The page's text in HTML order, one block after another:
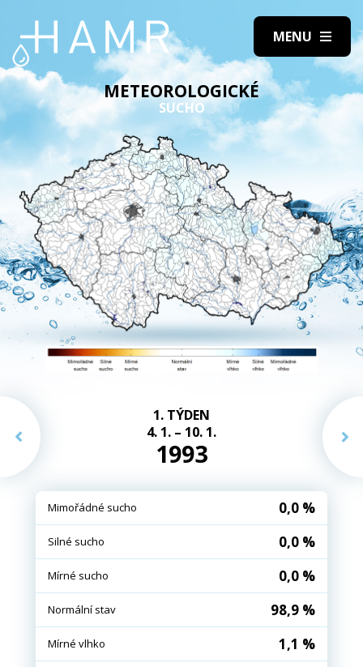
METEOROLOGICKÉ
SUCHO
1. TÝDEN
4. 1. – 10. 1.
1993
Mimořádné sucho 0,0 %
Silné sucho 0,0 %
Mírné sucho 0,0 %
Normální stav 98,9 %
Mírné vlhko 1,1 %